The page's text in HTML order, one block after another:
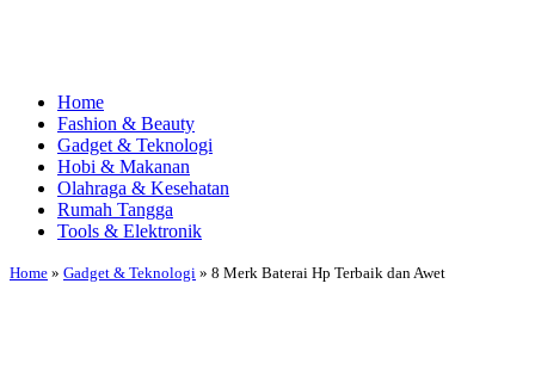
Home
Fashion & Beauty
Gadget & Teknologi
Hobi & Makanan
Olahraga & Kesehatan
Rumah Tangga
Tools & Elektronik
Home » Gadget & Teknologi » 8 Merk Baterai Hp Terbaik dan Awet